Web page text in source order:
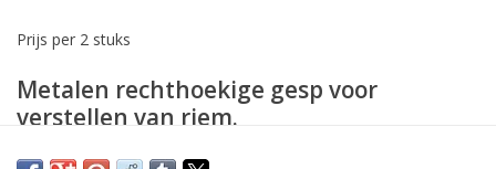
Prijs per 2 stuks
Metalen rechthoekige gesp voor
verstellen van riem.
Oud zwart